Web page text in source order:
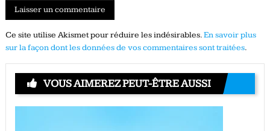
Ce site utilise Akismet pour réduire les indésirables.En savoir plus
sur la façon dont les données de vos commentaires sont traitées.
VOUS AIMEREZ PEUT-ÊTRE AUSSI